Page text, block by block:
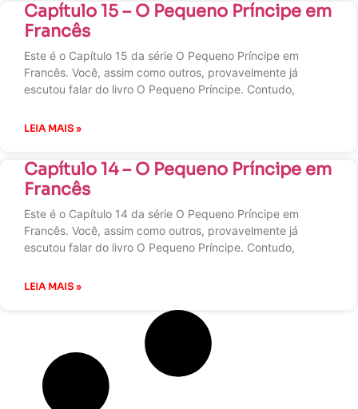
Capítulo 15 – O Pequeno Príncipe em
Francês
Este é o Capítulo 15 da série O Pequeno Príncipe em
Francês. Você, assim como outros, provavelmente já
escutou falar do livro O Pequeno Príncipe. Contudo,
LEIA MAIS »
Capítulo 14 – O Pequeno Príncipe em
Francês
Este é o Capítulo 14 da série O Pequeno Príncipe em
Francês. Você, assim como outros, provavelmente já
escutou falar do livro O Pequeno Príncipe. Contudo,
LEIA MAIS »